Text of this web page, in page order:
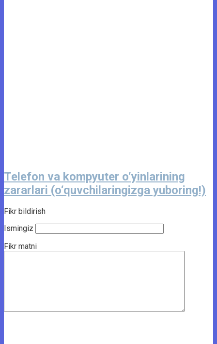
Telefon va kompyuter o‘yinlarining
zararlari (o‘quvchilaringizga yuboring!)
Fikr bildirish
Ismingiz
Fikr matni